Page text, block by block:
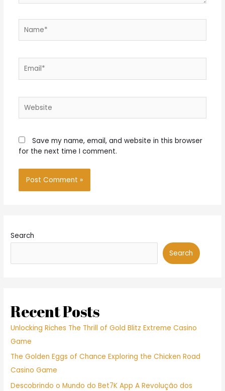
Save my name, email, and website in this browser
for the next time I comment.
Search
Search
Recent Posts
Unlocking Riches The Thrill of Gold Blitz Extreme Casino
Game
The Golden Eggs of Chance Exploring the Chicken Road
Casino Game
Descobrindo o Mundo do Bet7K App A Revolução dos